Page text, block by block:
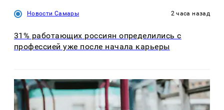
Новости Самары 2 часа назад
31% работающих россиян определились с
профессией уже после начала карьеры